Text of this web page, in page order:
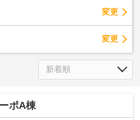
変更
変更
ポA棟